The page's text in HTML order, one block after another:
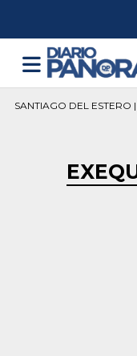
SANTIAGO DEL ESTERO